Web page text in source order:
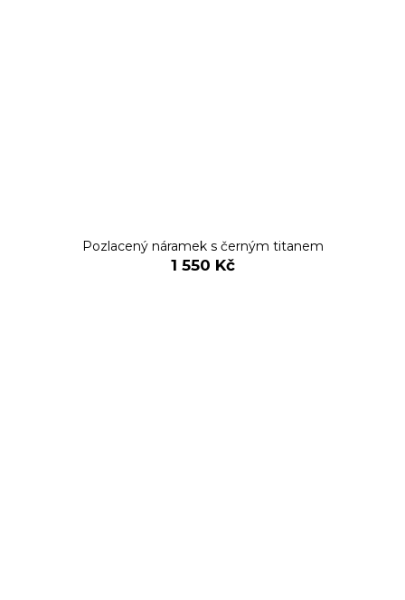
Pozlacený náramek s černým titanem
1 550 Kč